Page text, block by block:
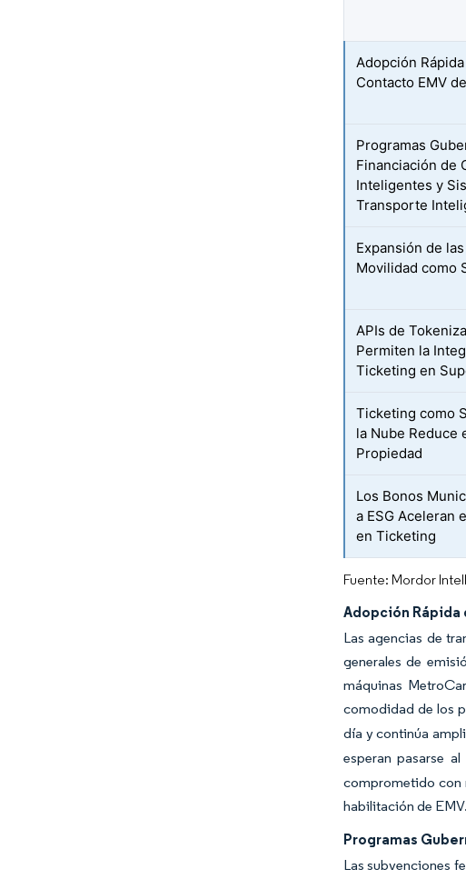
Adopción
Contacto EMV
Programas
Financiación de
Inteligentes y
Transporte
Expansión de
Movilidad como
APIs de
Permiten la
Ticketing en
Ticketing como
la Nube Reduce
Propiedad
Los Bonos
a ESG Aceleran
en Ticketing
Fuente: Mordor
Adopción Rápida
Las agencias de
generales de
máquinas
comodidad de los
día y continúa
esperan pasarse
comprometido con
habilitación de EMV.
Programas
Las subvenciones